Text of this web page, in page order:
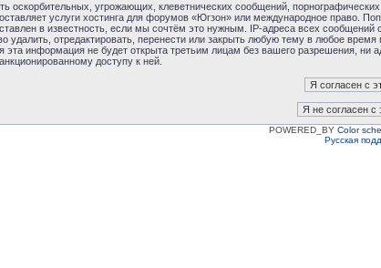
оскорбительных, угрожающих, клеветнических сообщений,
услуги хостинга для форумов «Югзон» или международное право.
в известность, если мы сочтём это нужным. IP-адреса всех
отредактировать, перенести или закрыть любую тему в любое
эта информация не будет открыта третьим лицам без вашего разрешения,
доступу к ней.
POWERED_BY Color
Русская